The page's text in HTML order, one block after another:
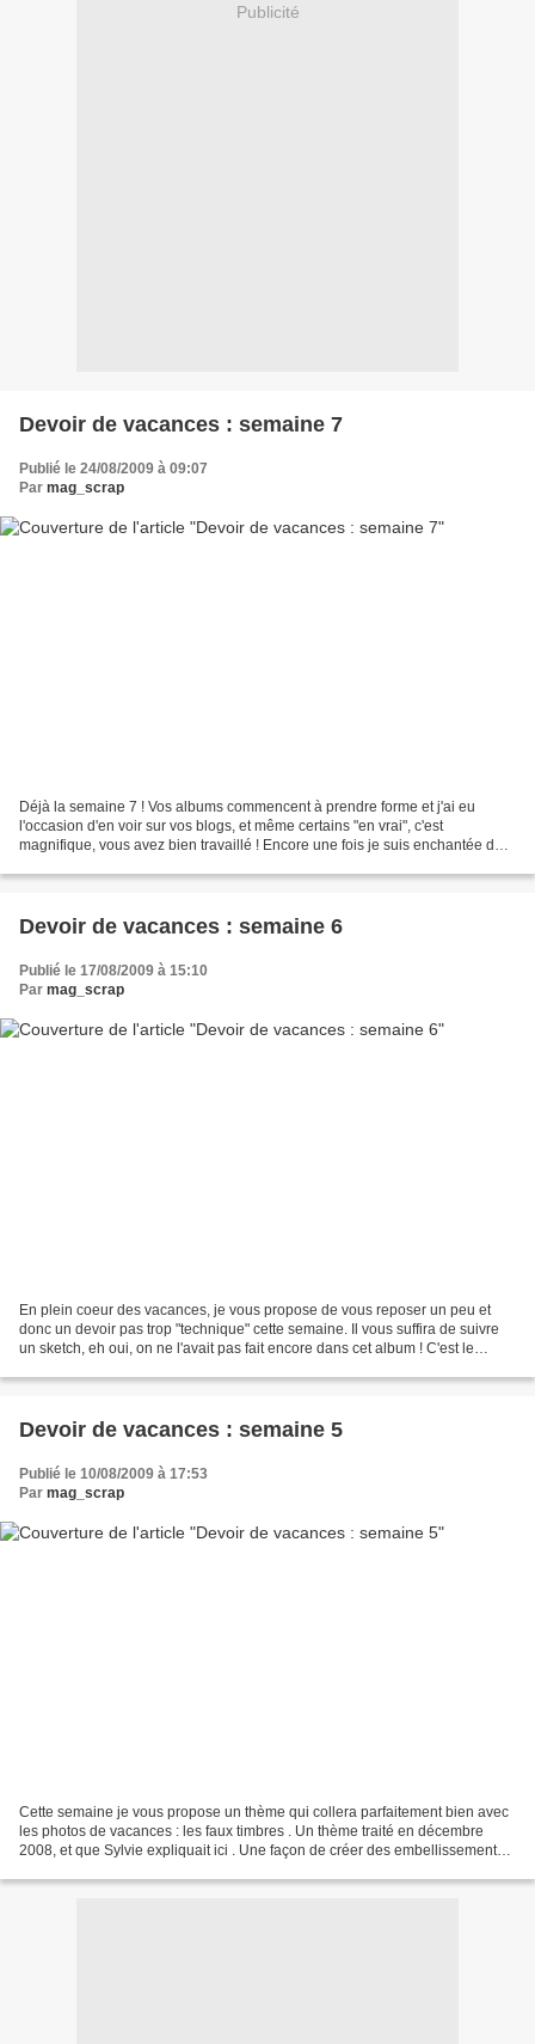
Publicité
Devoir de vacances : semaine 7
Publié le 24/08/2009 à 09:07
Par mag_scrap
Déjà la semaine 7 ! Vos albums commencent à prendre forme et j'ai eu
l'occasion d'en voir sur vos blogs, et même certains "en vrai", c'est
magnifique, vous avez bien travaillé ! Encore une fois je suis enchantée de
Devoir de vacances : semaine 6
Publié le 17/08/2009 à 15:10
Par mag_scrap
En plein coeur des vacances, je vous propose de vous reposer un peu et
donc un devoir pas trop "technique" cette semaine. Il vous suffira de suivre
un sketch, eh oui, on ne l'avait pas fait encore dans cet album ! C'est le
Devoir de vacances : semaine 5
Publié le 10/08/2009 à 17:53
Par mag_scrap
Cette semaine je vous propose un thème qui collera parfaitement bien avec
les photos de vacances : les faux timbres . Un thème traité en décembre
2008, et que Sylvie expliquait ici . Une façon de créer des embellissements